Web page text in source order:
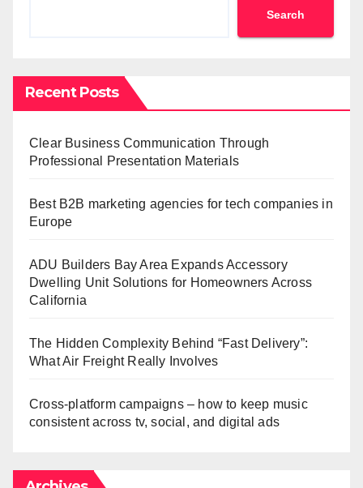
Search
Recent Posts
Clear Business Communication Through
Professional Presentation Materials
Best B2B marketing agencies for tech companies in
Europe
ADU Builders Bay Area Expands Accessory
Dwelling Unit Solutions for Homeowners Across
California
The Hidden Complexity Behind “Fast Delivery”:
What Air Freight Really Involves
Cross-platform campaigns – how to keep music
consistent across tv, social, and digital ads